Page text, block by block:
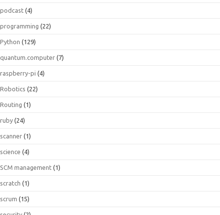
podcast (4)
programming (22)
Python (129)
quantum.computer (7)
raspberry-pi (4)
Robotics (22)
Routing (1)
ruby (24)
scanner (1)
science (4)
SCM management (1)
scratch (1)
scrum (15)